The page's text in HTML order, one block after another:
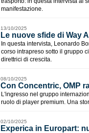
manifestazione.
13/10/2025
Le nuove sfide di Way
In questa intervista, Leonardo
corso intrapreso sotto il gruppo
direttrici di crescita.
08/10/2025
Con Concentric, OMP
L'ingresso nel gruppo
ruolo di player premium. Una
02/10/2025
Experica in Europart: